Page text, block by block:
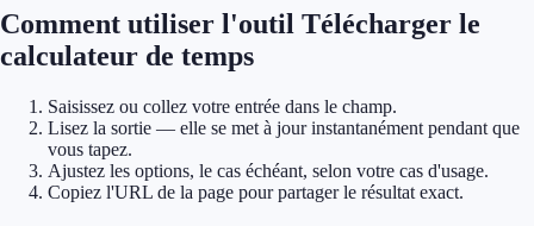
Comment utiliser l'outil Télécharger le
calculateur de temps
Saisissez ou collez votre entrée dans le champ.
Lisez la sortie — elle se met à jour instantanément pendant que
vous tapez.
Ajustez les options, le cas échéant, selon votre cas d'usage.
Copiez l'URL de la page pour partager le résultat exact.